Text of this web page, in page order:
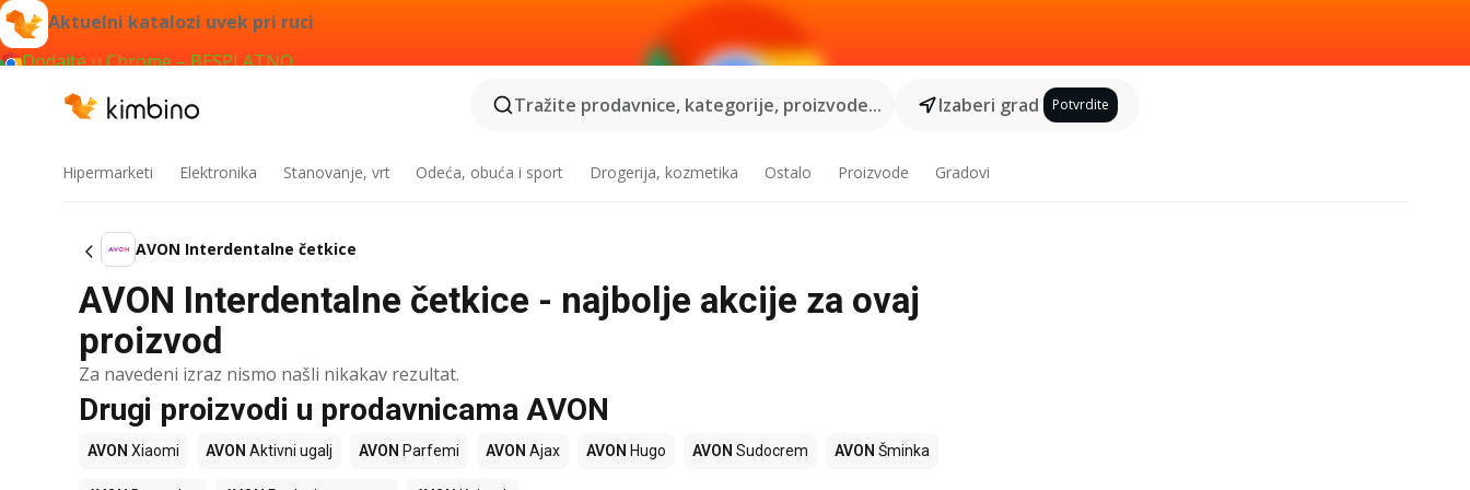
Aktuelni katalozi uvek pri ruci
Dodajte u Chrome – BESPLATNO
Tražite prodavnice, kategorije, proizvode...
Izaberi grad Potvrdite
Hipermarketi Elektronika Stanovanje, vrt Odeća, obuća i sport Drogerija, kozmetika Ostalo Proizvode Gradovi
AVON Interdentalne četkice
AVON Interdentalne četkice - najbolje akcije za ovaj
proizvod
Za navedeni izraz nismo našli nikakav rezultat.
Drugi proizvodi u prodavnicama AVON
AVON Xiaomi AVON Aktivni ugalj AVON Parfemi AVON Ajax AVON Hugo AVON Sudocrem AVON Šminka